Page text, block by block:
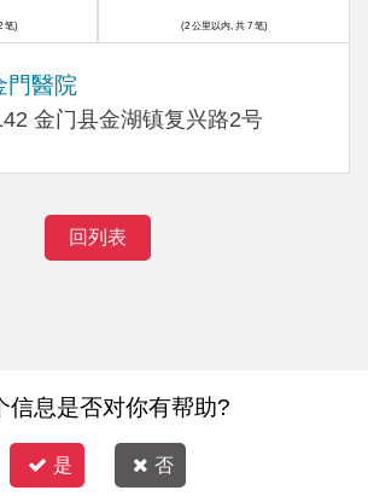
門醫院
金门县金湖镇复兴路2号
笔) (2 公里以内, 共 7 笔)
回列表
信息是否对你有帮助?
是 否